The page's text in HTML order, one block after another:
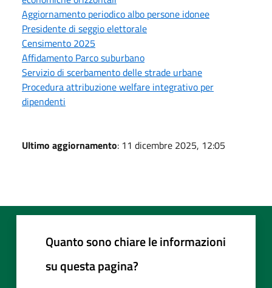
Aggiornamento periodico albo persone idonee
Presidente di seggio elettorale
Censimento 2025
Affidamento Parco suburbano
Servizio di scerbamento delle strade urbane
Procedura attribuzione welfare integrativo per
dipendenti
Ultimo aggiornamento: 11 dicembre 2025, 12:05
Quanto sono chiare le informazioni
su questa pagina?